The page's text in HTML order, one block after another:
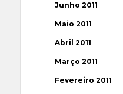
Junho 2011
Maio 2011
Abril 2011
Março 2011
Fevereiro 2011